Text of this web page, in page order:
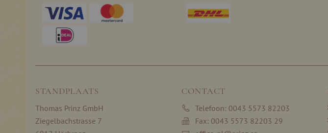
STANDPLAATS
Thomas Prinz GmbH
Ziegelbachstrasse 7
CONTACT
Telefoon: 0043 5573 82203
Fax: 0043 5573 82203 29